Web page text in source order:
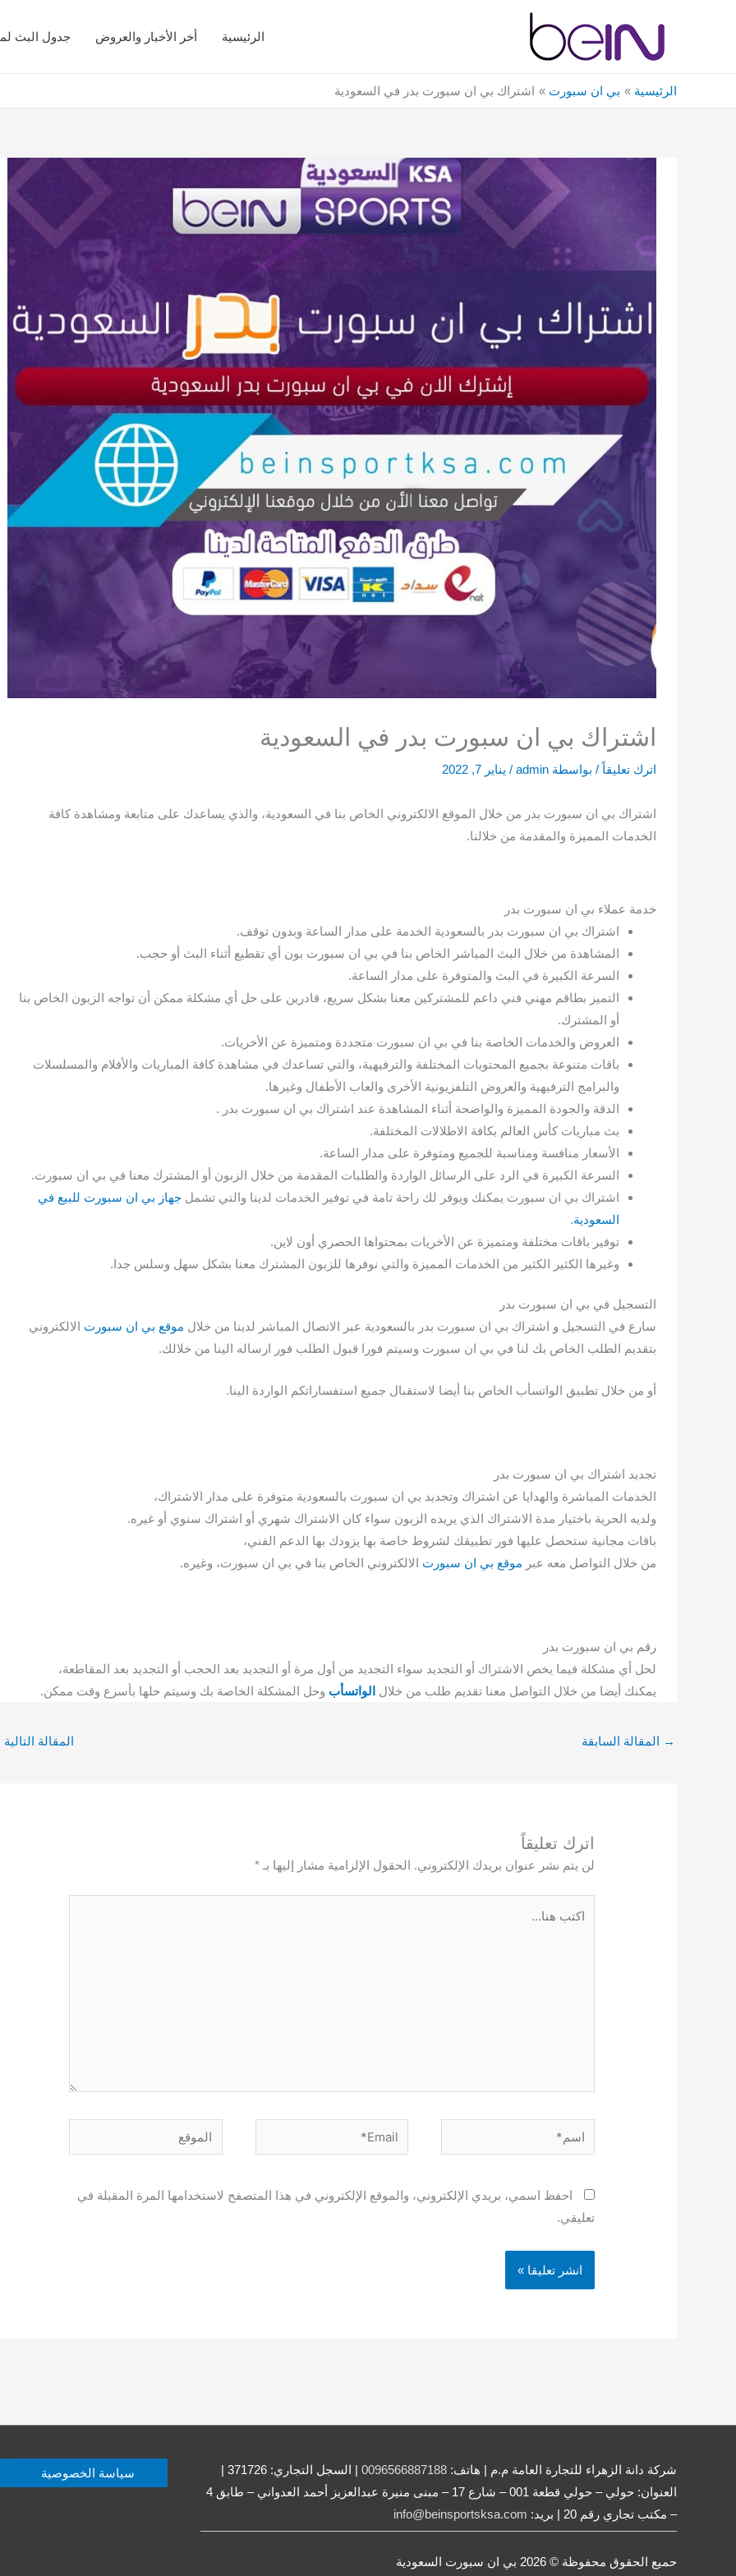
الرئيسية أخر الأخبار والعروض جدول البث
الرئيسية بي ان سبورت اشتراك بي ان سبورت بدر في السعودية
اشتراك بي ان سبورت بدر في السعودية
اترك تعليقاً / بواسطة admin
/ يناير 7, 2022
اشتراك بي ان سبورت بدر من خلال الموقع الالكتروني الخاص بنا في السعودية، والذي يساعدك على متابعة ومشاهدة كافة
الخدمات المميزة والمقدمة من خلالنا.
خدمة عملاء بي ان سبورت بدر
اشتراك بي ان سبورت بدر بالسعودية الخدمة على مدار الساعة وبدون توقف.
المشاهدة من خلال البث المباشر الخاص بنا في بي ان سبورت بون أي تقطيع أثناء البث أو حجب.
السرعة الكبيرة في البث والمتوفرة على مدار الساعة.
التميز بطاقم مهني فني داعم للمشتركين معنا بشكل سريع، قادرين على حل أي مشكلة ممكن أن تواجه الزبون الخاص بنا
أو المشترك.
العروض والخدمات الخاصة بنا في بي ان سبورت متجددة ومتميزة عن الأخريات.
باقات متنوعة بجميع المحتويات المختلفة والترفيهية، والتي تساعدك في مشاهدة كافة المباريات والأفلام والمسلسلات
والبرامج الترفيهية والعروض التلفزيونية الأخرى والعاب الأطفال وغيرها.
الدقة والجودة المميزة والواضحة أثناء المشاهدة عند اشتراك بي ان سبورت بدر .
بث مباريات كأس العالم بكافة الاطلالات المختلفة.
الأسعار منافسة ومناسبة للجميع ومتوفرة على مدار الساعة.
السرعة الكبيرة في الرد على الرسائل الواردة والطلبات المقدمة من خلال الزبون أو المشترك معنا في بي ان سبورت.
اشتراك بي ان سبورت يمكنك ويوفر لك راحة تامة في توفير الخدمات لدينا والتي تشمل جهاز بي ان سبورت للبيع في
السعودية.
توفير باقات مختلفة ومتميزة عن الأخريات بمحتواها الحصري أون لاين.
وغيرها الكثير الكثير من الخدمات المميزة والتي نوفرها للزبون المشترك معنا بشكل سهل وسلس جدا.
التسجيل في بي ان سبورت بدر
سارع في التسجيل و اشتراك بي ان سبورت بدر بالسعودية عبر الاتصال المباشر لدينا من خلال موقع بي ان سبورت الالكتروني
بتقديم الطلب الخاص بك لنا في بي ان سبورت وسيتم فورا قبول الطلب فور ارساله الينا من خلالك.
أو من خلال تطبيق الواتسأب الخاص بنا أيضا لاستقبال جميع استفساراتكم الواردة الينا.
تجديد اشتراك بي ان سبورت بدر
الخدمات المباشرة والهدايا عن اشتراك وتجديد بي ان سبورت بالسعودية متوفرة على مدار الاشتراك،
ولديه الحرية باختيار مدة الاشتراك الذي يريده الزبون سواء كان الاشتراك شهري أو اشتراك سنوي أو غيره.
باقات مجانية ستحصل عليها فور تطبيقك لشروط خاصة بها يزودك بها الدعم الفني،
من خلال التواصل معه عبر موقع بي ان سبورت الالكتروني الخاص بنا في بي ان سبورت، وغيره.
رقم بي ان سبورت بدر
لحل أي مشكلة فيما يخص الاشتراك أو التجديد سواء التجديد من أول مرة أو التجديد بعد الحجب أو التجديد بعد المقاطعة،
يمكنك أيضا من خلال التواصل معنا تقديم طلب من خلال الواتسأب وحل المشكلة الخاصة بك وسيتم حلها بأسرع وقت ممكن.
→ المقالة السابقة المقالة التالية
اترك تعليقاً
لن يتم نشر عنوان بريدك الإلكتروني. الحقول الإلزامية مشار إليها بـ*
اسم* Email* الموقع
احفظ اسمي، بريدي الإلكتروني، والموقع الإلكتروني في هذا المتصفح لاستخدامها المرة المقبلة في
تعليقي.
شركة دانة الزهراء للتجارة العامة م.م | هاتف: 0096566887188
| السجل التجاري: 371726 |
العنوان: حولي – حولي قطعة 001 – شارع 17 – مبنى منيرة عبدالعزيز أحمد العدواني – طابق 4
– مكتب تجاري رقم 20 | بريد:
info@beinsportsksa.com
حميع الحقوق محفوظة © 2026 بي ان سبورت السعودية
سياسة الخصوصية